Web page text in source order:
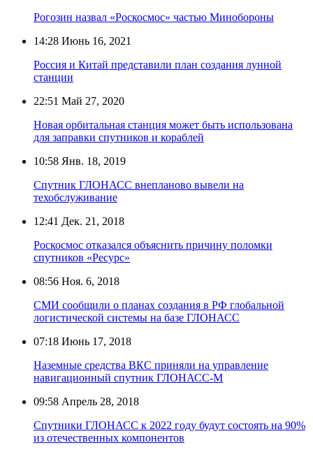
Рогозин назвал «Роскосмос» частью Минобороны
14:28 Июнь 16, 2021
Россия и Китай представили план создания лунной
станции
22:51 Май 27, 2020
Новая орбитальная станция может быть использована
для заправки спутников и кораблей
10:58 Янв. 18, 2019
Спутник ГЛОНАСС внепланово вывели на
техобслуживание
12:41 Дек. 21, 2018
Роскосмос отказался объяснить причину поломки
спутников «Ресурс»
08:56 Ноя. 6, 2018
СМИ сообщили о планах создания в РФ глобальной
логистической системы на базе ГЛОНАСС
07:18 Июнь 17, 2018
Наземные средства ВКС приняли на управление
навигационный спутник ГЛОНАСС-М
09:58 Апрель 28, 2018
Спутники ГЛОНАСС к 2022 году будут состоять на 90%
из отечественных компонентов